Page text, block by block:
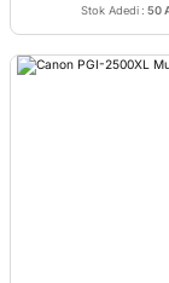
Stok Adedi : 50